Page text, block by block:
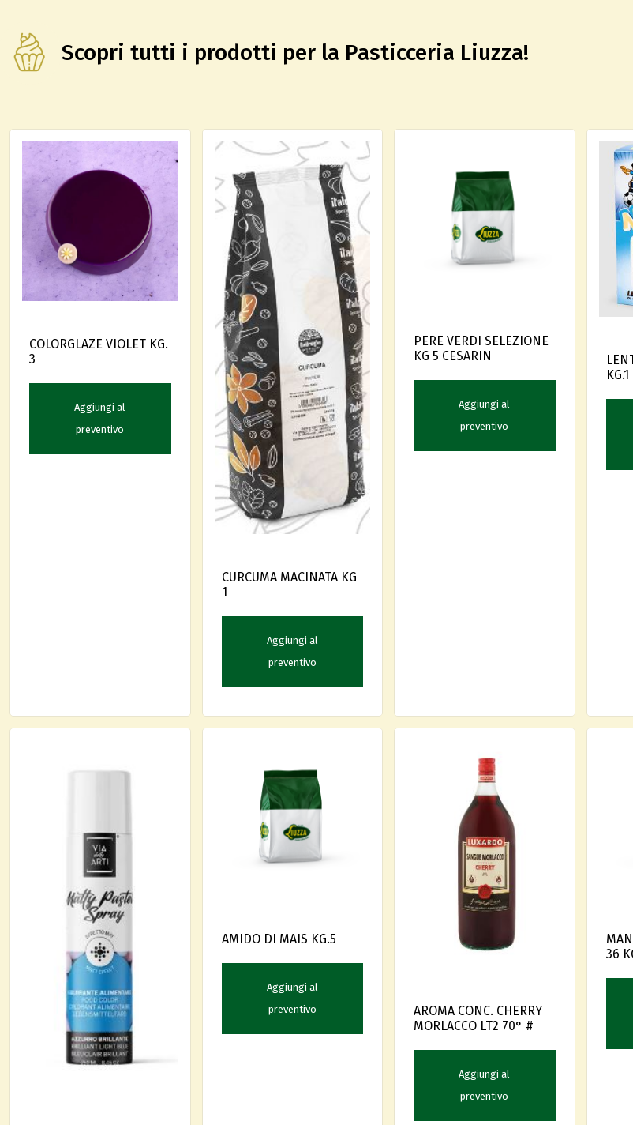
Scopri tutti i prodotti per la Pasticceria Liuzza!
COLORGLAZE VIOLET KG.
3
Aggiungi al
preventivo
CURCUMA MACINATA KG
1
Aggiungi al
preventivo
PERE VERDI SELEZIONE
KG 5 CESARIN
Aggiungi al
preventivo
AMIDO DI MAIS KG.5
Aggiungi al
preventivo
AROMA CONC. CHERRY
MORLACCO LT2 70° #
Aggiungi al
preventivo
36